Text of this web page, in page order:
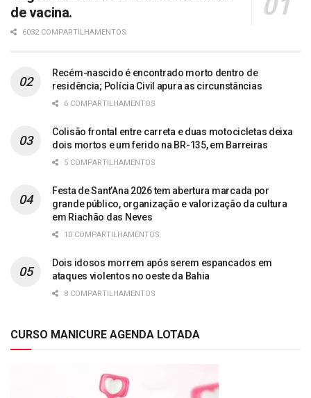
de vacina.
6032 COMPARTILHAMENTOS
Recém-nascido é encontrado morto dentro de
residência; Polícia Civil apura as circunstâncias
6 COMPARTILHAMENTOS
Colisão frontal entre carreta e duas motocicletas deixa
dois mortos e um ferido na BR-135, em Barreiras
5 COMPARTILHAMENTOS
Festa de Sant’Ana 2026 tem abertura marcada por
grande público, organização e valorização da cultura
em Riachão das Neves
10 COMPARTILHAMENTOS
Dois idosos morrem após serem espancados em
ataques violentos no oeste da Bahia
8 COMPARTILHAMENTOS
CURSO MANICURE AGENDA LOTADA